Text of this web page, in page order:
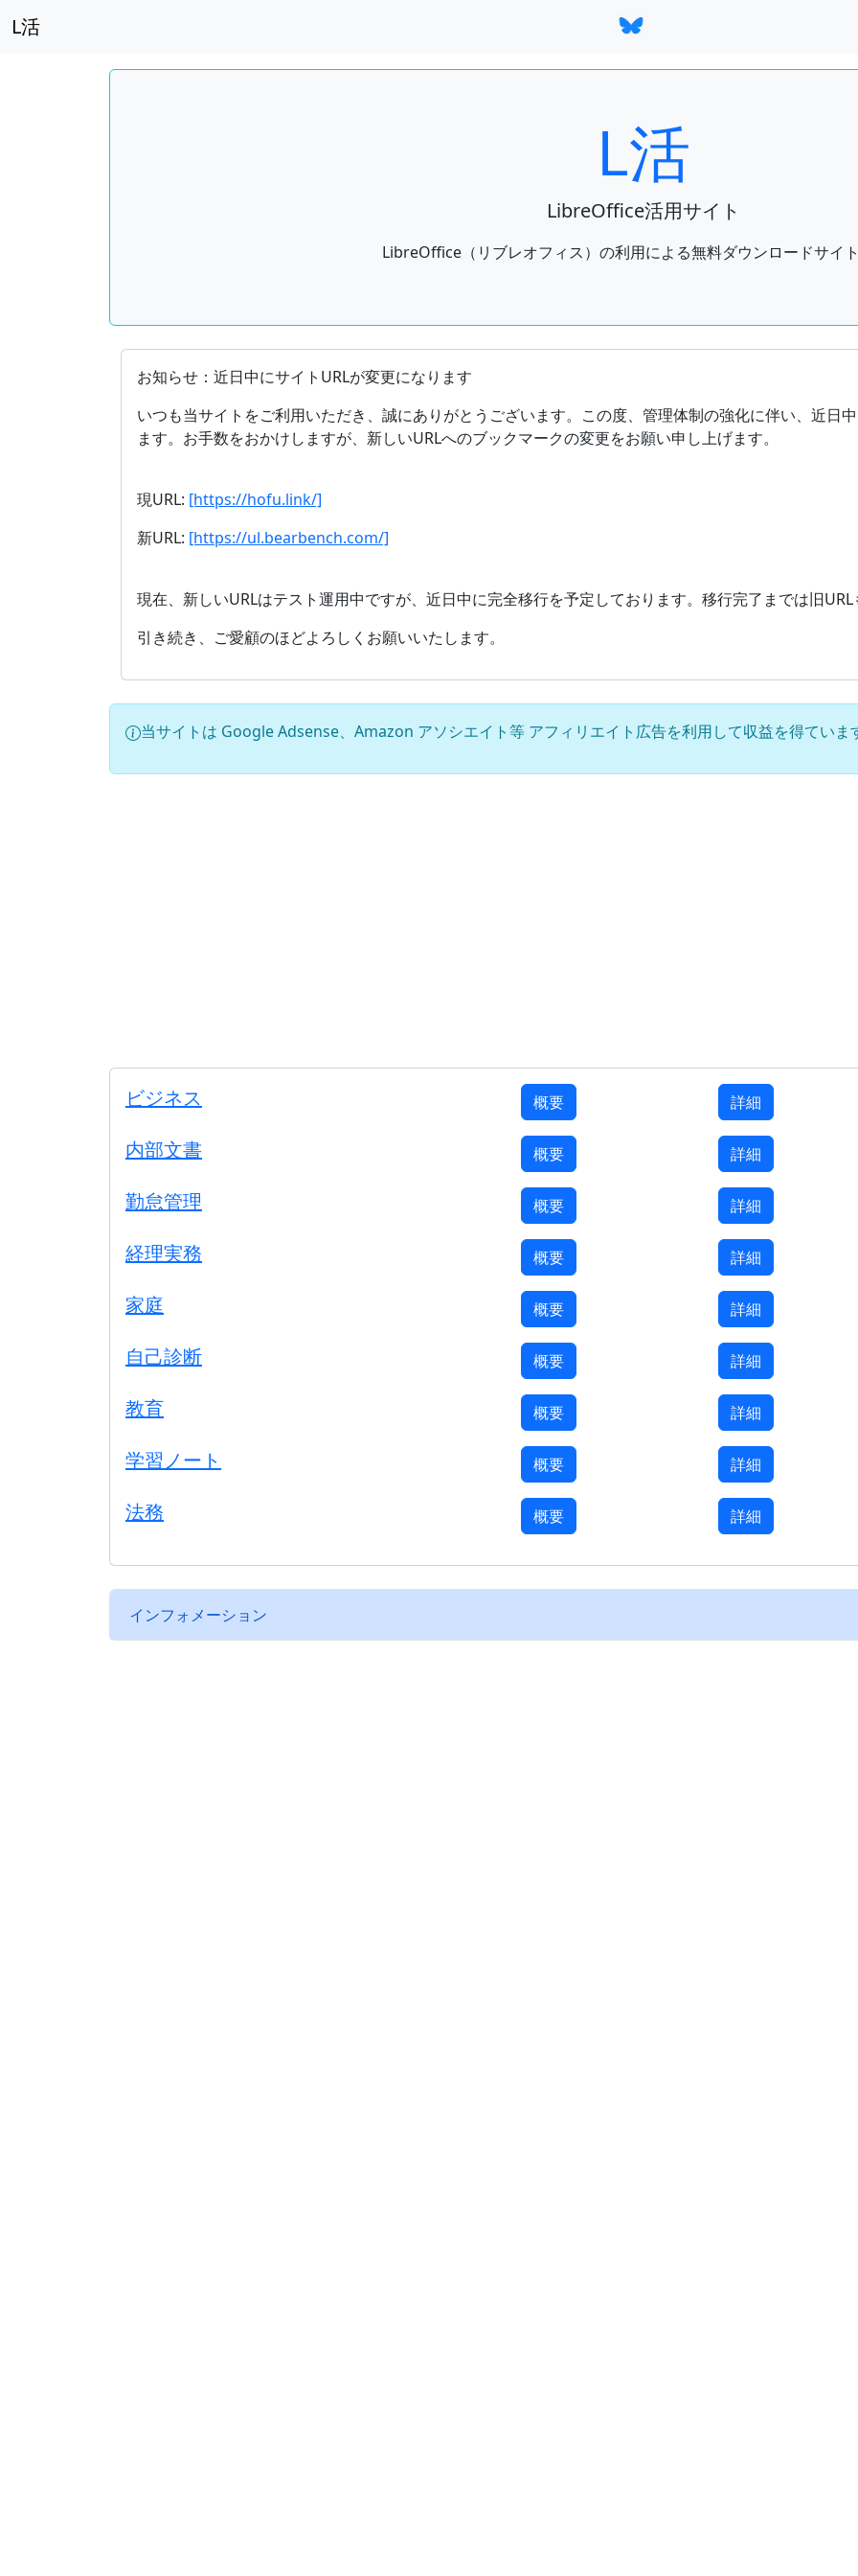
L活
L活
LibreOffice活用サイト
LibreOffice（リブレオフィス）の利用による無料ダウンロードサイ
お知らせ：近日中にサイトURLが変更になります
いつも当サイトをご利用いただき、誠にありがとうございます。この度、管理体制の強化に伴い、近日
ます。お手数をおかけしますが、新しいURLへのブックマークの変更をお願い申し上げます。
現URL: [https://hofu.link/]
新URL: [https://ul.bearbench.com/]
現在、新しいURLはテスト運用中ですが、近日中に完全移行を予定しております。移行完了までは旧
引き続き、ご愛顧のほどよろしくお願いいたします。
当サイトは Google Adsense、Amazon アソシエイト等 アフィリエイト広告を利用して収益を得ていま
ビジネス 概要 詳細
内部文書 概要 詳細
勤怠管理 概要 詳細
経理実務 概要 詳細
家庭 概要 詳細
自己診断 概要 詳細
教育 概要 詳細
学習ノート 概要 詳細
法務 概要 詳細
インフォメーション